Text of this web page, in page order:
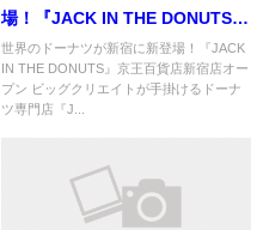
場！『JACK IN THE DONUTS』
京王百貨店新宿店オープン
世界のドーナツが新宿に新登場！『JACK
IN THE DONUTS』京王百貨店新宿店オー
プン ビッグクリエイトが手掛けるドーナ
ツ専門店『J...